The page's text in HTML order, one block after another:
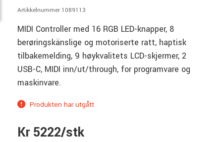
Artikkelnummer 1089113
MIDI Controller med 16 RGB LED-knapper, 8
berøringskänslige og motoriserte ratt, haptisk
tilbakemelding, 9 høykvalitets LCD-skjermer, 2
USB-C, MIDI inn/ut/through, for programvare og
maskinvare.
Produkten har utgått
Kr 5222/stk